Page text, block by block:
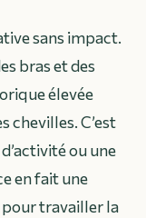
sans impact.
bras et des
élevée
chevilles. C’est
ou une
en fait une
pour travailler la